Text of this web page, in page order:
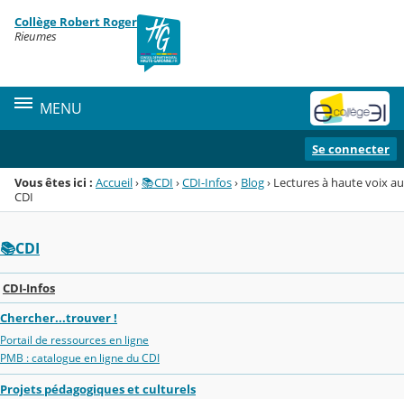
Menu de la rubrique
Contenu
Collège Robert Roger
Rieumes
MENU
Se connecter
Vous êtes ici : Accueil›📚CDI ›CDI-Infos› Blog› Lectures à haute voix au
CDI
📚CDI
CDI-Infos
Chercher...trouver !
Portail de ressources en ligne
PMB : catalogue en ligne du CDI
Projets pédagogiques et culturels